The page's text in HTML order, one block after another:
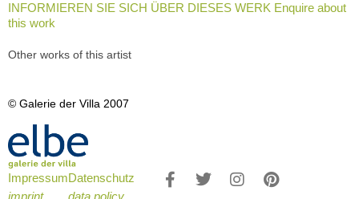
INFORMIEREN SIE SICH ÜBER DIESES WERK Enquire about
this work
Other works of this artist
© Galerie der Villa 2007
ImpressumDatenschutz